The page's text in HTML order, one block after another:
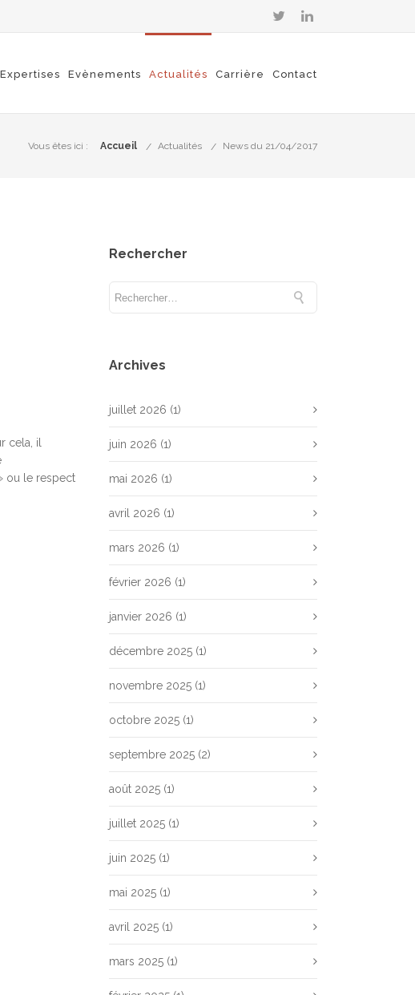
Expertises Evènements Actualités Carrière Contact
Vous êtes ici : Accueil Actualités News du 21/04/2017
cela, il
ou le respect
Rechercher
Archives
juillet 2026 (1)
juin 2026 (1)
mai 2026 (1)
avril 2026 (1)
mars 2026 (1)
février 2026 (1)
janvier 2026 (1)
décembre 2025 (1)
novembre 2025 (1)
octobre 2025 (1)
septembre 2025 (2)
août 2025 (1)
juillet 2025 (1)
juin 2025 (1)
mai 2025 (1)
avril 2025 (1)
mars 2025 (1)